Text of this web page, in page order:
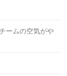
ームの空気がや